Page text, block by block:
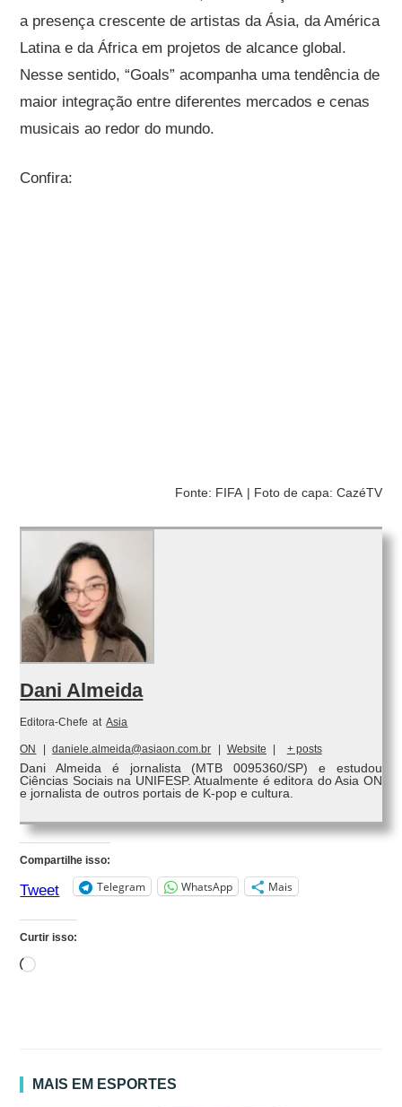
a presença crescente de artistas da Ásia, da América
Latina e da África em projetos de alcance global.
Nesse sentido, “Goals” acompanha uma tendência de
maior integração entre diferentes mercados e cenas
musicais ao redor do mundo.
Confira:
Fonte: FIFA | Foto de capa: CazéTV
Dani Almeida
Editora-Chefe at Asia
ON daniele.almeida@asiaon.com.br Website + posts
Dani Almeida é jornalista (MTB 0095360/SP) e estudou
Ciências Sociais na UNIFESP. Atualmente é editora do Asia ON
e jornalista de outros portais de K-pop e cultura.
Compartilhe isso:
Tweet Telegram WhatsApp Mais
Curtir isso:
Carregando...
MAIS EM ESPORTES